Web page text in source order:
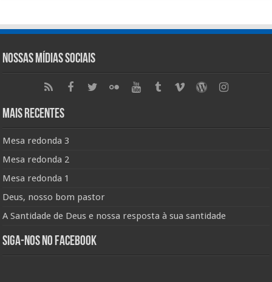
Nossas Mídias Sociais
Mais Recentes
Mesa redonda 3
Mesa redonda 2
Mesa redonda 1
Deus, nosso bom pastor
A Santidade de Deus e nossa resposta à sua santidade
Siga-nos no Facebook